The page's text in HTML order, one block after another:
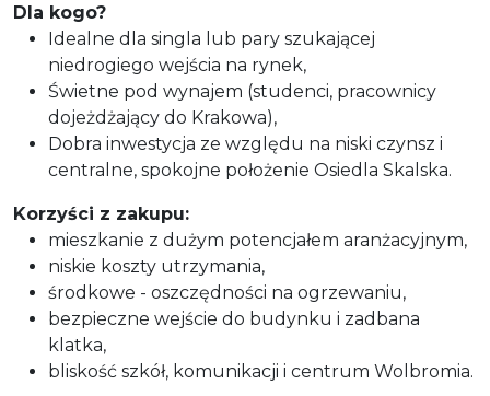
Dla kogo?
Idealne dla singla lub pary szukającej
niedrogiego wejścia na rynek,
Świetne pod wynajem (studenci, pracownicy
dojeżdżający do Krakowa),
Dobra inwestycja ze względu na niski czynsz i
centralne, spokojne położenie Osiedla Skalska.
Korzyści z zakupu:
mieszkanie z dużym potencjałem aranżacyjnym,
niskie koszty utrzymania,
środkowe - oszczędności na ogrzewaniu,
bezpieczne wejście do budynku i zadbana
klatka,
bliskość szkół, komunikacji i centrum Wolbromia.